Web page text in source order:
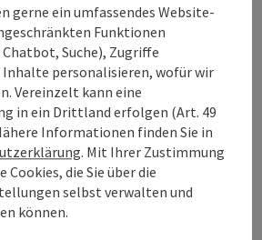
Ehrenpräsidentschaft (211 KB)
Tourismus GmbH
gerne ein umfassendes Website-
Funktionen
Suche), Zugriffe
Inhalte personalisieren, wofür wir
Vereinzelt kann eine
in ein Drittland erfolgen (Art. 49
Informationen finden Sie in
. Mit Ihrer Zustimmung
Cookies, die Sie über die
selbst verwalten und
können.